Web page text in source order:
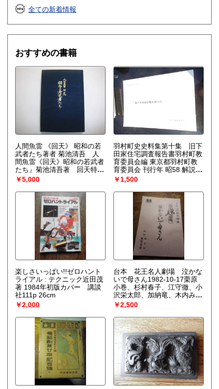
い「構造」は常に不安定性の結果として出現する。すなわち
それはゆらぎから生じるものである。ふつうはゆらぎが生じ
びつけ、ゆらぎの巨視的理論を包含する一般化された熱力学
を作り上げなくてはならない。〉散逸構造の理論で、1977
年、ノーベル化学賞を受賞したプリゴジンの、グランスドル
フとの共著による初期の著作。開放系に現れる構造の問題
を、非平衡熱力学の立場から、物理学、化学、生物学につい
て、統一的な観点からの説明を試みる。
全ての新着情報
おすすめの書籍
人間魚雷 《回天》 昭和の若
武者たち著者 菊池清吾 人
間魚雷《回天》昭和の若武者
たち』菊池清吾著 回天特別
攻撃隊 光突撃隊 浦戸回天隊
土浦海軍航空隊 日本軍 中国
支那事変 大東亜戦争 刊行年
いようです。
￥5,000
羽村町史史料集第十集 旧下
田家住宅調査報告書羽村町教
育委員会編 東京都羽村町教
育委員会 刊行年 昭58 解説
A4版152頁
￥1,500
楽しさいっぱい!!ゼロハント
ライアル : テクニック近田茂
著 1984年初版カバー 講談
社111p 26cm
￥2,000
台本 花王名人劇場 泣かな
いで母さん1982-10-17栗原
小巻、杉村春子、江守徹、小
沢栄太郎、加納竜、木内みど
りほか 作 佐藤繁子 演
出 中山三雄
￥2,500